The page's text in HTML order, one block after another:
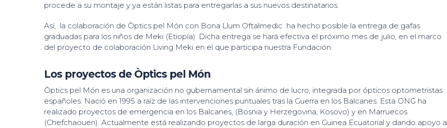
procede a su montaje y ya están listas para entregarlas a sus nuevos destinatarios.
Así, la colaboración de Òptics pel Món con Bona Llum Oftalmedic ha hecho posible la entrega de gafas
graduadas para los niños de Meki (Etiopía). Dicha entrega se hará efectiva el próximo mes de julio, en el marco
del proyecto de colaboración Living Meki en el que participa nuestra Fundación.
Los proyectos de Òptics pel Món
Òptics pel Món es una organización no gubernamental sin ánimo de lucro, integrada por ópticos optometristas
españoles. Nació en 1995 a raíz de las intervenciones puntuales tras la Guerra en los Balcanes. Esta ONG ha
realizado proyectos de emergencia en los Balcanes, (Bosnia y Herzegovina, Kosovo) y en Marruecos
(Chefchaouen). Actualmente está realizando proyectos de larga duración en Guinea Ecuatorial y dando apoyo a